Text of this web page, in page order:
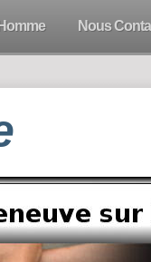
Nous